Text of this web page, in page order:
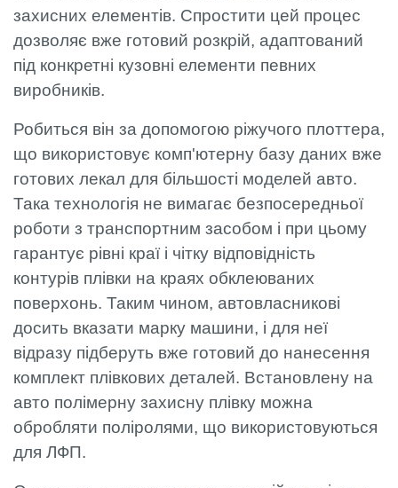
захисних елементів. Спростити цей процес
дозволяє вже готовий розкрій, адаптований
під конкретні кузовні елементи певних
виробників.
Робиться він за допомогою ріжучого плоттера,
що використовує комп'ютерну базу даних вже
готових лекал для більшості моделей авто.
Така технологія не вимагає безпосередньої
роботи з транспортним засобом і при цьому
гарантує рівні краї і чітку відповідність
контурів плівки на краях обклеюваних
поверхонь. Таким чином, автовласникові
досить вказати марку машини, і для неї
відразу підберуть вже готовий до нанесення
комплект плівкових деталей. Встановлену на
авто полімерну захисну плівку можна
обробляти поліролями, що використовуються
для ЛФП.